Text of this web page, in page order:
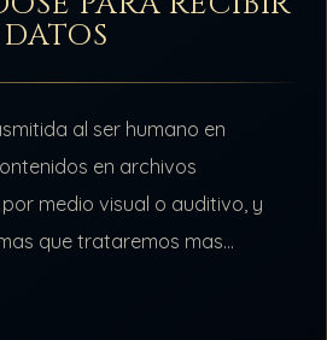
DATOS
al ser humano en
en archivos
medio visual o auditivo, y
que trataremos mas